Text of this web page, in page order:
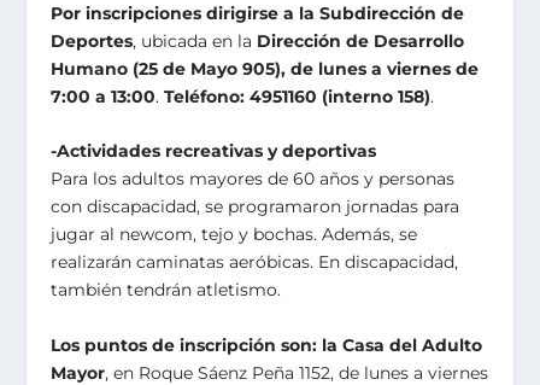
Por inscripciones dirigirse a la Subdirección de
Deportes, ubicada en la Dirección de Desarrollo
Humano (25 de Mayo 905), de lunes a viernes de
7:00 a 13:00.Teléfono: 4951160 (interno 158).
-Actividades recreativas y deportivas
Para los adultos mayores de 60 años y personas
con discapacidad, se programaron jornadas para
jugar al newcom, tejo y bochas. Además, se
realizarán caminatas aeróbicas. En discapacidad,
también tendrán atletismo.
Los puntos de inscripción son: la Casa del Adulto
Mayor, en Roque Sáenz Peña 1152, de lunes a viernes